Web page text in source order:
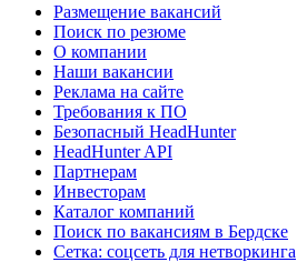
Размещение вакансий
Поиск по резюме
О компании
Наши вакансии
Реклама на сайте
Требования к ПО
Безопасный HeadHunter
HeadHunter API
Партнерам
Инвесторам
Каталог компаний
Поиск по вакансиям в Бердске
Сетка: соцсеть для нетворкинга